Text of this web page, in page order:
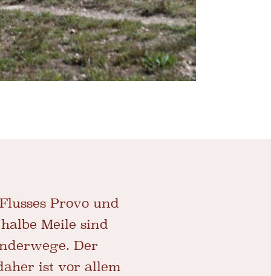
Provo und
Meile sind
Der
ist vor allem